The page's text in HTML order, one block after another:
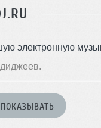
электронную